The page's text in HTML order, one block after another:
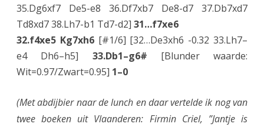
35.Dg6xf7 De5-e8 36.Df7xb7 De8-d7 37.Db7xd7
Td8xd7 38.Lh7-b1 Td7-d2] 31…f7xe6
32.f4xe5 Kg7xh6[#1/6] [32…De3xh6 -0.32 33.Lh7–
e4 Dh6–h5] 33.Db1–g6# [Blunder waarde:
Wit=0.97/Zwart=0.95] 1–0
(Met abdijbier naar de lunch en daar vertelde ik nog van
twee boeken uit Vlaanderen: Firmin Criel, ”Jantje is